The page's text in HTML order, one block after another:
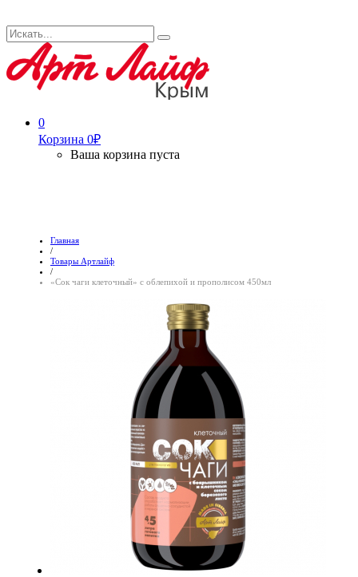
Search
0
Корзина 0₽
Ваша корзина пуста
Главная
/
Товары Артлайф
/
«Сок чаги клеточный» с облепихой и прополисом 450мл